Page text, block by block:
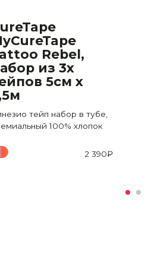
Rebel,
из 3х
5см х
тейп набор в тубе,
100% хлопок
2 390₽